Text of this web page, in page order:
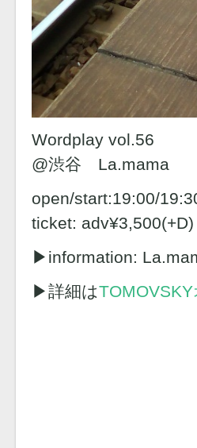
Wordplay vol.56
@渋谷 La.mama
open/start:19:00/
ticket: adv¥3,500(+D)
▶︎information:
▶︎詳細は